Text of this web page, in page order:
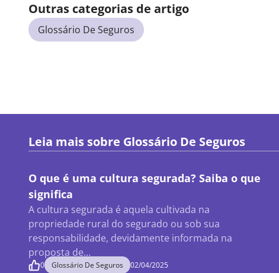
Outras categorias de artigo
Glossário De Seguros
Leia mais sobre Glossário De Seguros
O que é uma cultura segurada? Saiba o que
significa
A cultura segurada é aquela cultivada na
propriedade rural do segurado ou sob sua
responsabilidade, devidamente informada na
proposta de…
0 Glossário De Seguros 02/04/2025